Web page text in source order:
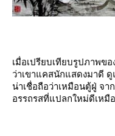
เมื่อเปรียบเทียบรูปภาพข
ว่าเขาแคสนักแสดงมาดี ดู
น่าเชื่อถือว่าเหมือนตู้ฝู่ จา
อรรถรสที่แปลกใหม่ดีเหมื